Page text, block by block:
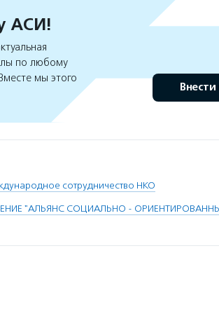
АСИ!
по любому
мы этого
Внести
сотрудничество НКО
"АЛЬЯНС СОЦИАЛЬНО -